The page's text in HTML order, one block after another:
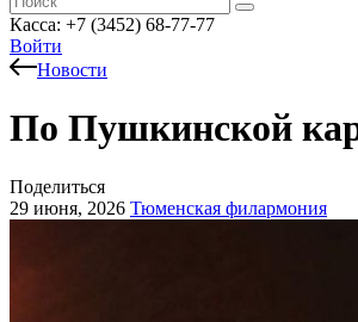
Касса: +7 (3452) 68-77-77
Войти
Новости
По Пушкинской
Поделиться
29 июня, 2026 Тюменская филармония